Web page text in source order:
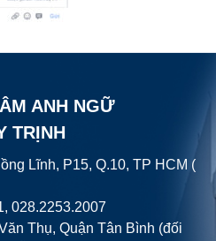
ANH NGỮ
TRỊNH
Lĩnh, P15, Q.10, TP HCM (
028.2253.2007
Thụ, Quận Tân Bình (đối